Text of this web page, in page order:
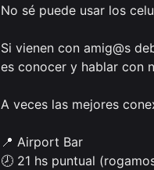
No sé puede usar los
Si vienen con amig@s
es conocer y hablar con
A veces las mejores
📍 Airport Bar
🕗 21 hs puntual